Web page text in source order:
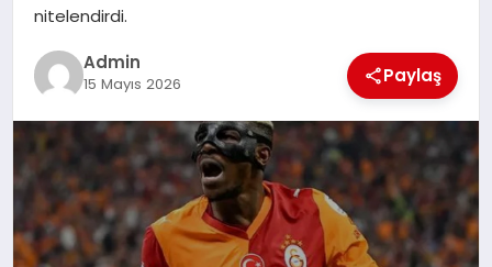
YAŞAM
SPOR
ILETİŞİM
nitelendirdi.
Admin
15 Mayıs 2026 Paylaş